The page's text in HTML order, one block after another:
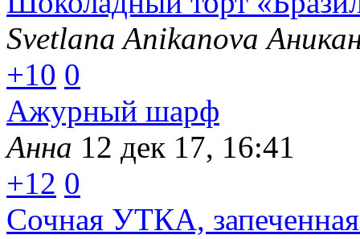
Svetlana Anikanova
+10 0
Ажурный шарф
Анна 12 дек 17, 16:41
+12 0
Сочная УТКА,